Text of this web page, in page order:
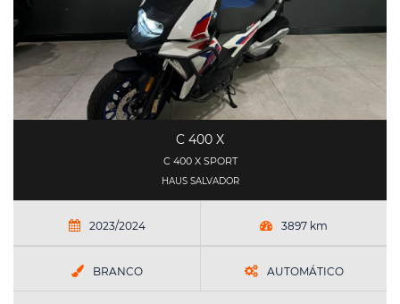
C 400 X
C 400 X SPORT
HAUS SALVADOR
2023/2024 3897 km
BRANCO AUTOMÁTICO